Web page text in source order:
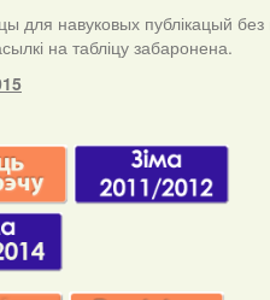
для навуковых публікацый без
на табліцу забаронена.